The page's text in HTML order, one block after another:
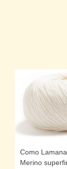
Como
Merino